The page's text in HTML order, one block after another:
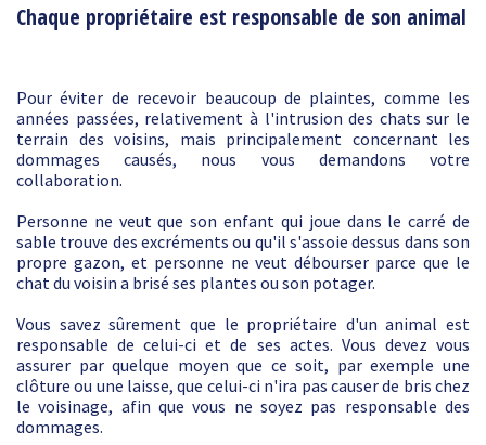
Chaque propriétaire est responsable de son animal
Pour éviter de recevoir beaucoup de plaintes, comme les
années passées, relativement à l'intrusion des chats sur le
terrain des voisins, mais principalement concernant les
dommages causés, nous vous demandons votre
collaboration.
Personne ne veut que son enfant qui joue dans le carré de
sable trouve des excréments ou qu'il s'assoie dessus dans son
propre gazon, et personne ne veut débourser parce que le
chat du voisin a brisé ses plantes ou son potager.
Vous savez sûrement que le propriétaire d'un animal est
responsable de celui-ci et de ses actes. Vous devez vous
assurer par quelque moyen que ce soit, par exemple une
clôture ou une laisse, que celui-ci n'ira pas causer de bris chez
le voisinage, afin que vous ne soyez pas responsable des
dommages.